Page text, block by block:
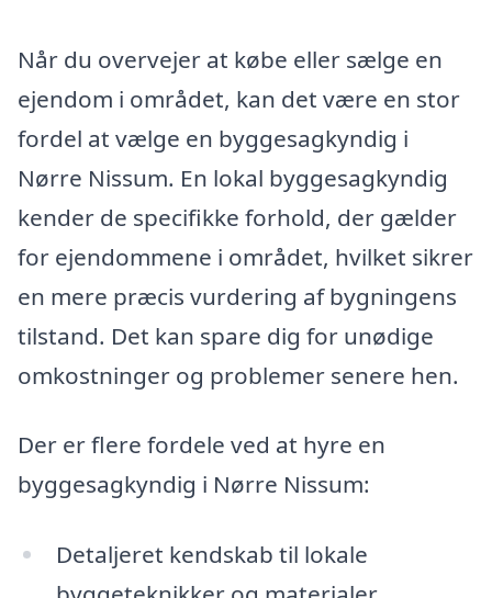
Når du overvejer at købe eller sælge en
ejendom i området, kan det være en stor
fordel at vælge en byggesagkyndig i
Nørre Nissum. En lokal byggesagkyndig
kender de specifikke forhold, der gælder
for ejendommene i området, hvilket sikrer
en mere præcis vurdering af bygningens
tilstand. Det kan spare dig for unødige
omkostninger og problemer senere hen.
Der er flere fordele ved at hyre en
byggesagkyndig i Nørre Nissum:
Detaljeret kendskab til lokale